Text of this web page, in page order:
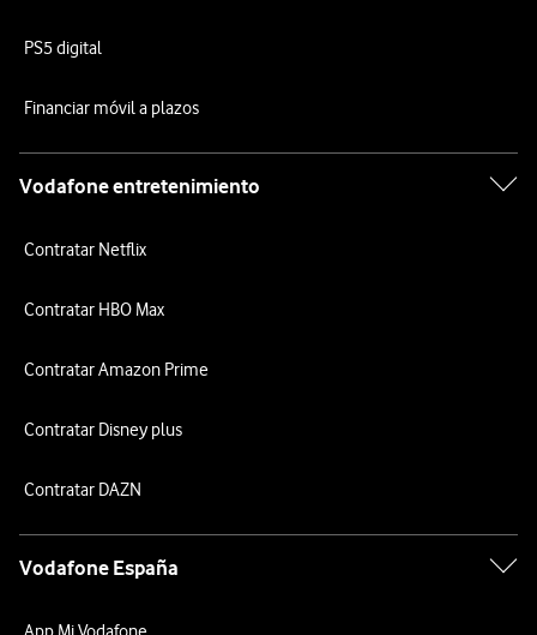
PS5 digital
Financiar móvil a plazos
Vodafone entretenimiento
Contratar Netflix
Contratar HBO Max
Contratar Amazon Prime
Contratar Disney plus
Contratar DAZN
Vodafone España